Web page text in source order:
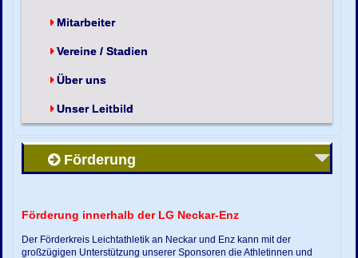
Mitarbeiter
Vereine / Stadien
Über uns
Unser Leitbild
Förderung
Förderung innerhalb der LG Neckar-Enz
Der Förderkreis Leichtathletik an Neckar und Enz kann mit der
großzügigen Unterstützung unserer Sponsoren die Athletinnen und